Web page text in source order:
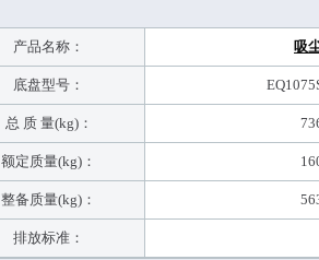
产品名称： 吸
底盘型号：
总 质 量(kg)：
额定质量(kg)：
整备质量(kg)：
排放标准：